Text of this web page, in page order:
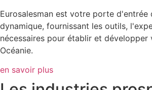
Eurosalesman est votre porte d'entrée
dynamique, fournissant les outils,
nécessaires pour établir et développer
Océanie.
en savoir plus